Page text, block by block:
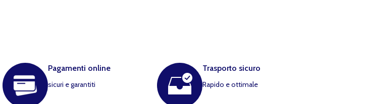
Pagamenti online
sicuri e garantiti
Trasporto sicuro
Rapido e ottimale